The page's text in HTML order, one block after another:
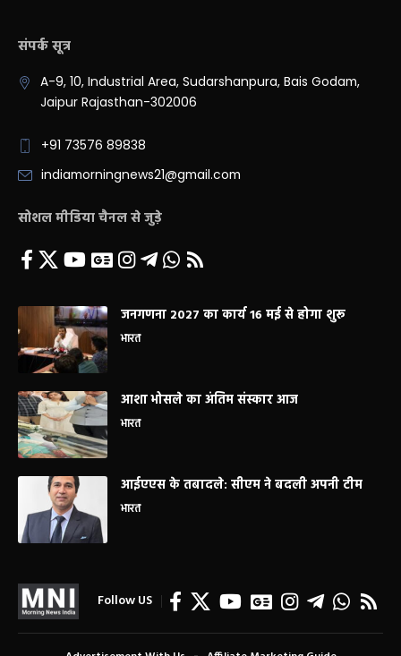
संपर्क सूत्र
A-9, 10, Industrial Area, Sudarshanpura, Bais Godam,
Jaipur Rajasthan-302006
+91 73576 89838
indiamorningnews21@gmail.com
सोशल मीडिया चैनल से जुड़े
जनगणना 2027 का कार्य 16 मई से होगा शुरू
भारत
आशा भोसले का अंतिम संस्कार आज
भारत
आईएएस के तबादले: सीएम ने बदली अपनी टीम
भारत
Follow US